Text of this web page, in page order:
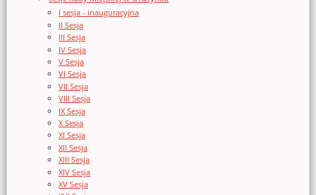
I sesja - inauguracyjna
II Sesja
III Sesja
IV Sesja
V Sesja
VI Sesja
VII Sesja
VIII Sesja
IX Sesja
X Sesja
XI Sesja
XII Sesja
XIII Sesja
XIV Sesja
XV Sesja